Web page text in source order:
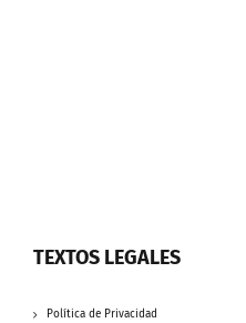
TEXTOS LEGALES
Política de Privacidad